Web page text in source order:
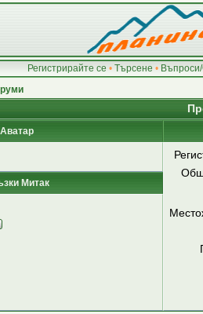
Регистрирайте се • Търсене •
Аватар
Митак